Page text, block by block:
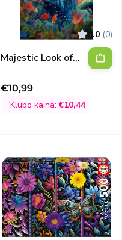
0.0 (0)
Majestic Look of
Išpardavimo
kaina
€10,99
Klubo kaina:€10,44